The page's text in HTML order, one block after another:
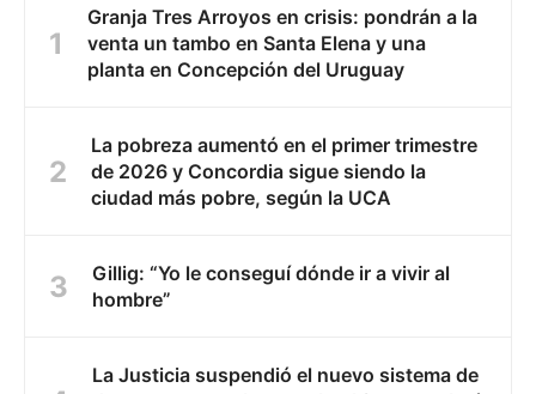
Granja Tres Arroyos en crisis: pondrán a la
venta un tambo en Santa Elena y una
planta en Concepción del Uruguay
La pobreza aumentó en el primer trimestre
de 2026 y Concordia sigue siendo la
ciudad más pobre, según la UCA
Gillig: “Yo le conseguí dónde ir a vivir al
hombre”
La Justicia suspendió el nuevo sistema de